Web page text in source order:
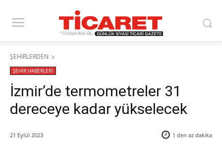
ŞEHİRLERDEN
ŞEHİR HABERLERİ
İzmir’de termometreler 31
dereceye kadar yükselecek
21 Eylül 2023 1 den az dakika